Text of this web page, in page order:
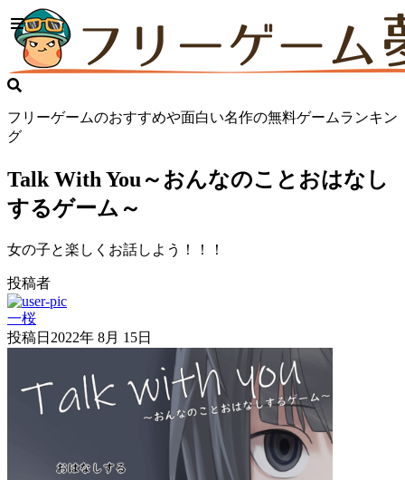
フリーゲームのおすすめや面白い名作の無料ゲームランキン
グ
Talk With You～おんなのことおはなし
するゲーム～
女の子と楽しくお話しよう！！！
投稿者
一桜
投稿日 2022年 8月 15日